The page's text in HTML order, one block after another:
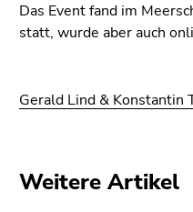
Das Event fand im
statt, wurde aber auch
Gerald Lind & Konstantin
Weitere Artikel